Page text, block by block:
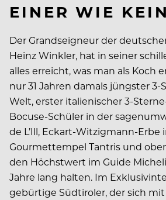
EINER WIE
Der Grandseigneur der
Heinz Winkler, hat in seiner
alles erreicht, was man als Koch
nur 31 Jahren damals jüngster
Welt, erster italienischer 3-
Bocuse-Schüler in der
de L’Ill, Eckart-Witzigmann-
Gourmettempel Tantris und
den Höchstwert im Guide
Jahre lang halten. Im
gebürtige Südtiroler, der sich